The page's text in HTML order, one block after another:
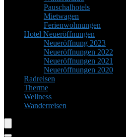
Pauschalhotels
Mietwagen
Ferienwohnungen
Hotel Neueröffnungen
Neueröffnung 2023
Neueröffnungen 2022
Neueröffnungen 2021
Neueröffnungen 2020
Radreisen
Therme
Wellness
Wanderreisen